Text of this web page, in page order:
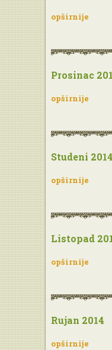
opširnije
Prosinac
opširnije
Studeni
opširnije
Listopad
opširnije
Rujan 2014
opširnije